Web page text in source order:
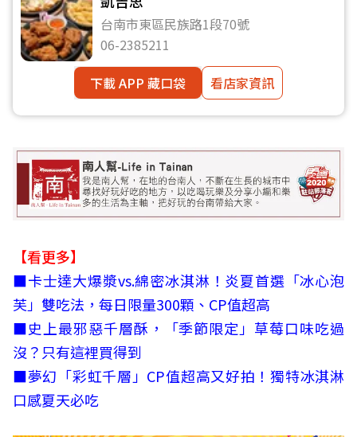
台南市東區民族路1段70號
06-2385211
下載 APP 藏口袋
看店家資訊
【看更多】
■卡士達大爆漿vs.綿密冰淇淋！炎夏首選「冰心泡
芙」雙吃法，每日限量300顆、CP值超高
■史上最邪惡千層酥，「季節限定」草莓口味吃過
沒？只有這裡買得到
■夢幻「彩虹千層」CP值超高又好拍！獨特冰淇淋
口感夏天必吃